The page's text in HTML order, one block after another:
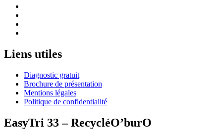
Liens utiles
Diagnostic gratuit
Brochure de présentation
Mentions légales
Politique de confidentialité
EasyTri 33 – RecycléO’burO